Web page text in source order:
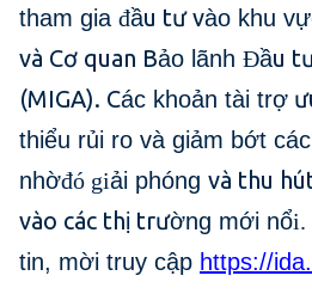
tham gia đầu tư vào khu
và Cơ quan Bảo lãnh Đầu
(MIGA). Các khoản tài trợ
thiểu rủi ro và giảm bớt
nhờđó giải phóng và thu
vào các thị trường mới nổi.
tin, mời truy cập https://